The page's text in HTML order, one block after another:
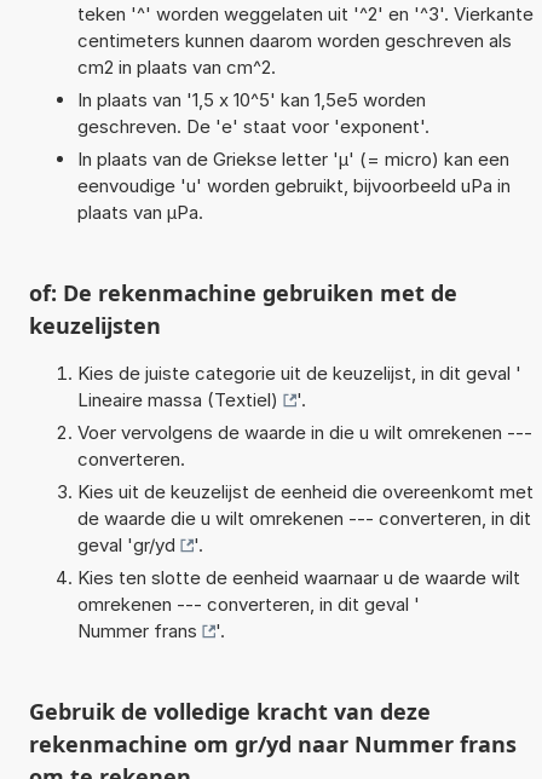
teken '^' worden weggelaten uit '^2' en '^3'. Vierkante
centimeters kunnen daarom worden geschreven als
cm2 in plaats van cm^2.
In plaats van '1,5 x 10^5' kan 1,5e5 worden
geschreven. De 'e' staat voor 'exponent'.
In plaats van de Griekse letter 'µ' (= micro) kan een
eenvoudige 'u' worden gebruikt, bijvoorbeeld uPa in
plaats van µPa.
of: De rekenmachine gebruiken met de
keuzelijsten
Kies de juiste categorie uit de keuzelijst, in dit geval '
Lineaire massa (Textiel)
'.
Voer vervolgens de waarde in die u wilt omrekenen ---
converteren.
Kies uit de keuzelijst de eenheid die overeenkomt met
de waarde die u wilt omrekenen --- converteren, in dit
geval 'gr/yd
'.
Kies ten slotte de eenheid waarnaar u de waarde wilt
omrekenen --- converteren, in dit geval '
Nummer frans
'.
Gebruik de volledige kracht van deze
rekenmachine om gr/yd naar Nummer frans